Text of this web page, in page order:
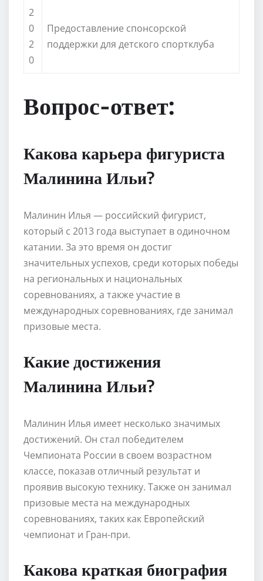
2
0
2
0
Предоставление спонсорской
поддержки для детского спортклуба
Вопрос-ответ:
Какова карьера фигуриста
Малинина Ильи?
Малинин Илья — российский фигурист,
который с 2013 года выступает в одиночном
катании. За это время он достиг
значительных успехов, среди которых победы
на региональных и национальных
соревнованиях, а также участие в
международных соревнованиях, где занимал
призовые места.
Какие достижения
Малинина Ильи?
Малинин Илья имеет несколько значимых
достижений. Он стал победителем
Чемпионата России в своем возрастном
классе, показав отличный результат и
проявив высокую технику. Также он занимал
призовые места на международных
соревнованиях, таких как Европейский
чемпионат и Гран-при.
Какова краткая биография